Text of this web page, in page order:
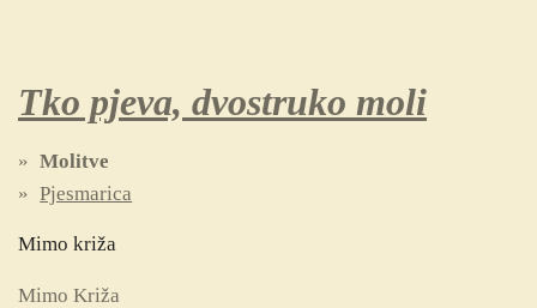
Tko pjeva, dvostruko moli
Molitve
Pjesmarica
Mimo križa
Mimo Križa